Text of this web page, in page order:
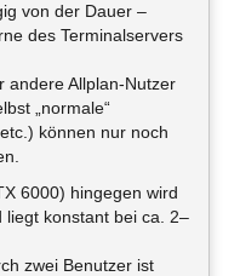
von der Dauer –
des Terminalservers
andere Allplan-Nutzer
„normale“
können nur noch
6000) hingegen wird
liegt konstant bei ca. 2–
zwei Benutzer ist